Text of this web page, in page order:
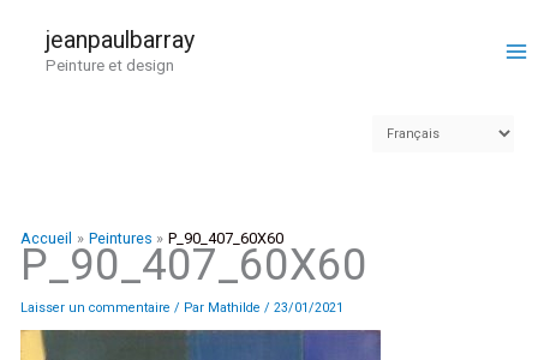
contenu
jeanpaulbarray
Peinture et design
Accueil Peintures P_90_407_60X60
P_90_407_60X60
Laisser un commentaire / Par Mathilde / 23/01/2021